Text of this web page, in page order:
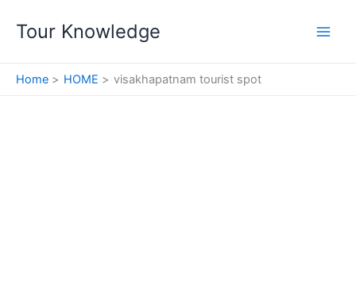
Tour Knowledge
Home HOME visakhapatnam tourist spot